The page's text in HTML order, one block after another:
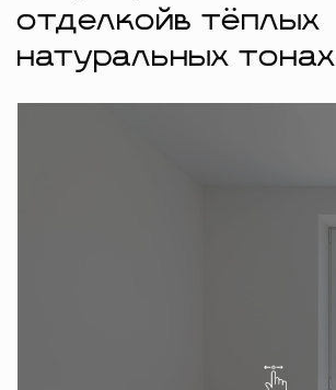
отделкойв тёплых
натуральных тонах